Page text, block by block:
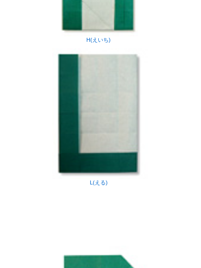
H(えいち)
L(える)